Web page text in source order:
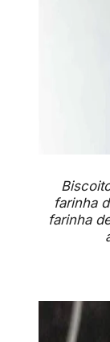
farinha
farinha